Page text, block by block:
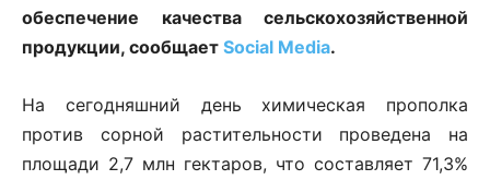
обеспечение качества сельскохозяйственной
продукции, сообщает Social Media.
На сегодняшний день химическая прополка
против сорной растительности проведена на
площади 2,7 млн гектаров, что составляет 71,3%